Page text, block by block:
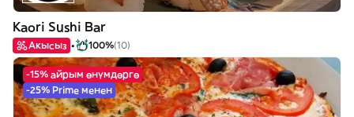
Kaori Sushi Bar
Акысыз 100%(10)
-15% айрым өнүмдөргө
-25% Prime менен